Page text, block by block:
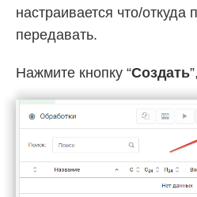
настраивается что/откуда
передавать.
Нажмите кнопку “Создать”,